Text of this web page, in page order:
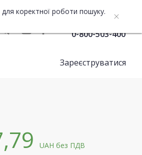
коректної роботи пошуку.
0-800-503-400
Зареєструватися
UAHбез ПДВ